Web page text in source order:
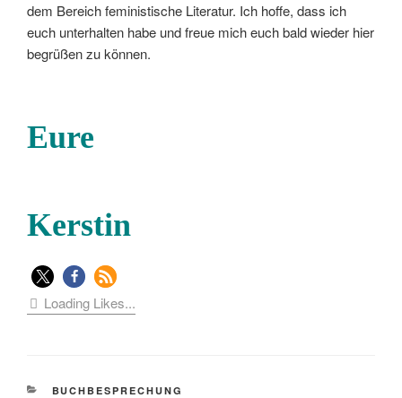
dem Bereich feministische Literatur. Ich hoffe, dass ich
euch unterhalten habe und freue mich euch bald wieder hier
begrüßen zu können.
Eure
Kerstin
Loading Likes...
KATEGORIEN
BUCHBESPRECHUNG